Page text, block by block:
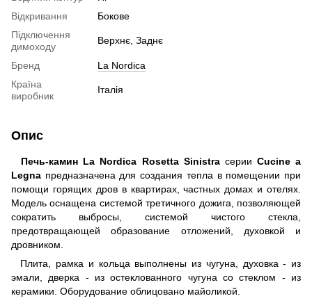
Відкривання
Бокове
Підключення
димоходу
Верхнє, Заднє
Бренд
La Nordica
Країна
виробник
Італія
Опис
Печь-камин La Nordica Rosetta Sinistraсерии Cucine a
Legna предназначена для создания тепла в помещении при
помощи горящих дров в квартирах, частных домах и отелях.
Модель оснащена системой третичного дожига, позволяющей
сократить выбросы, системой чистого стекла,
предотвращающей образование отложений, духовкой и
дровником.
Плита, рамка и кольца выполнены из чугуна, духовка - из
эмали, дверка - из остеклованного чугуна со стеклом - из
керамики. Оборудование облицовано майоликой.